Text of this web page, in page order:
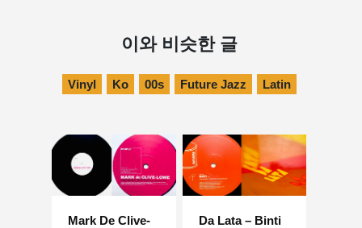
이와 비슷한 글
Vinyl Ko 00s Future Jazz Latin
Mark De Clive-
Da Lata – Binti